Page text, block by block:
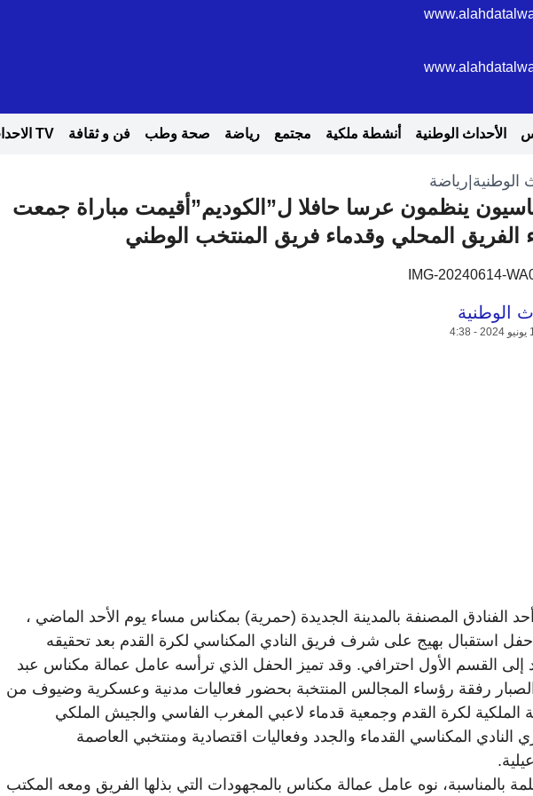
الأحداث الوطنية أنشطة ملكية مجتمع رياضة صحة وطب فن و ثقافة TV الاحدات بريس
الوطنية رياضة
ينظمون عرسا حافلا ل”الكوديم”أقيمت مباراة جمعت
الفريق المحلي وقدماء فريق المنتخب الوطني
الوطنية
الفنادق المصنفة بالمدينة الجديدة (حمرية) بمكناس مساء يوم الأحد الماضي ،
استقبال بهيج على شرف فريق النادي المكناسي لكرة القدم بعد تحقيقه
إلى القسم الأول احترافي. وقد تميز الحفل الذي ترأسه عامل عمالة مكناس عبد
الصبار رفقة رؤساء المجالس المنتخبة بحضور فعاليات مدنية وعسكرية وضيوف من
الملكية لكرة القدم وجمعية قدماء لاعبي المغرب الفاسي والجيش الملكي
النادي المكناسي القدماء والجدد وفعاليات اقتصادية ومنتخبي العاصمة
بالمناسبة، نوه عامل عمالة مكناس بالمجهودات التي بذلها الفريق ومعه المكتب